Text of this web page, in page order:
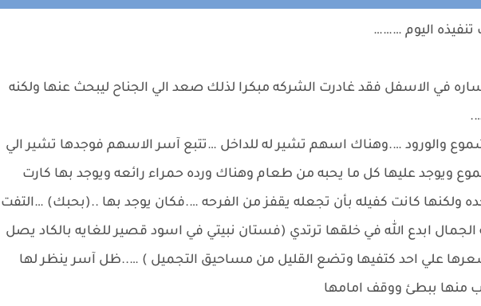
اليوم ………
في الاسفل فقد غادرت الشركه مبكرا لذلك صعد الي الجناح ليبحث عنها ولكنه
والورود ….وهناك اسهم تشير له للداخل …تتبع آسر الاسهم فوجدها تشير الي
ويوجد عليها كل ما يحبه من طعام وهناك ورده حمراء رائعه ويوجد بها كارت
ولكنها كانت كفيله بأن تجعله يقفز من الفرحه ….فكان يوجد بها ..(بحبك) …التفت
الجمال ابدع الله في خلقها ترتدي (فستان نبيتي في اسود قصير للغايه بالكاد يصل
علي احد كتفيها وتضع القليل من مساحيق التجميل ) …..ظل آسر ينظر لها
منها ببطئ ووقف امامها